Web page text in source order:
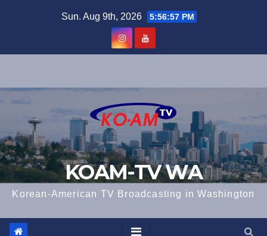
Sun. Aug 9th, 2026 5:56:57 PM
KOAM-TV WA
Korean-American TV Broadcasting in Washington